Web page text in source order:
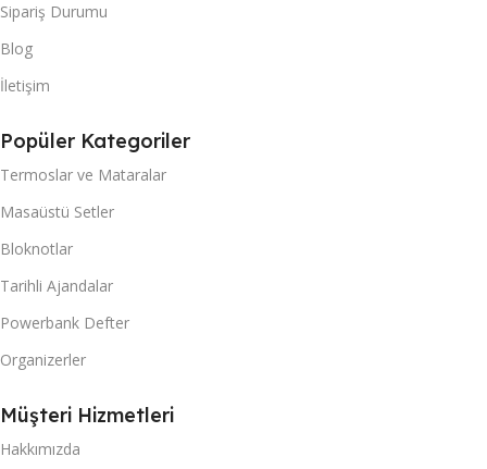
Sipariş Durumu
Blog
İletişim
Popüler Kategoriler
Termoslar ve Mataralar
Masaüstü Setler
Bloknotlar
Tarihli Ajandalar
Powerbank Defter
Organizerler
Müşteri Hizmetleri
Hakkımızda